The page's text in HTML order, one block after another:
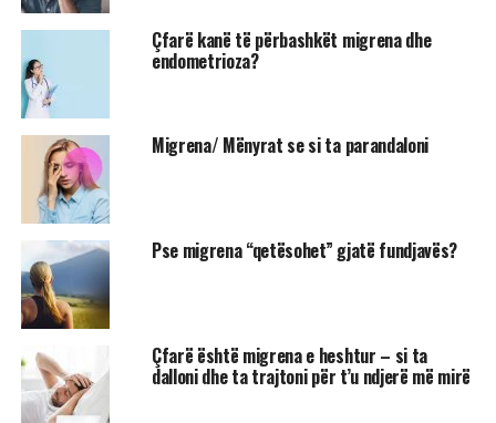
Çfarë kanë të përbashkët migrena dhe
endometrioza?
Migrena/ Mënyrat se si ta parandaloni
Pse migrena “qetësohet” gjatë fundjavës?
Çfarë është migrena e heshtur – si ta
dalloni dhe ta trajtoni për t’u ndjerë më mirë